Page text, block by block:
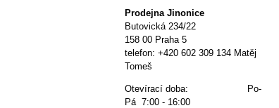
Prodejna Jinonice
Butovická 234/22
158 00 Praha 5
telefon: +420 602 309 134 Matěj
Tomeš
Otevírací doba: Po-
Pá 7:00 - 16:00